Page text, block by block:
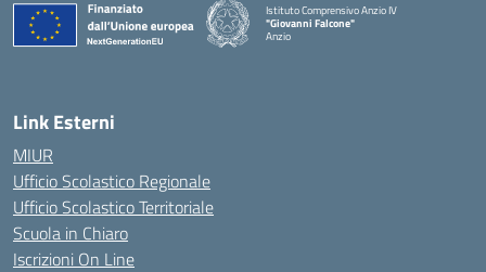
Istituto Comprensivo Anzio IV
"Giovanni Falcone"
Anzio
Link Esterni
MIUR
Ufficio Scolastico Regionale
Ufficio Scolastico Territoriale
Scuola in Chiaro
Iscrizioni On Line